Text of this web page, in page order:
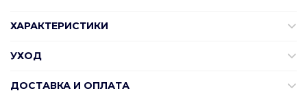
ХАРАКТЕРИСТИКИ
УХОД
ДОСТАВКА И ОПЛАТА